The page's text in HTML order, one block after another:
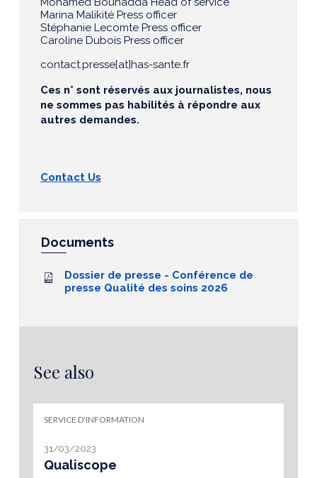
Marina Malikité Press officer
Stéphanie Lecomte Press officer
Caroline Dubois Press officer
contact.presse[at]has-sante.fr
Ces n° sont réservés aux journalistes, nous
ne sommes pas habilités à répondre aux
autres demandes.
Contact Us
Documents
Dossier de presse - Conférence de
presse Qualité des soins 2026
See also
SERVICE D'INFORMATION
31/03/2023
Qualiscope